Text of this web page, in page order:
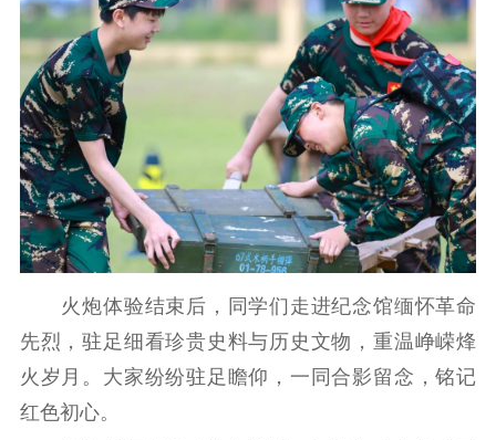
火炮体验结束后，同学们走进纪念馆缅怀革命
先烈，驻足细看珍贵史料与历史文物，重温峥嵘烽
火岁月。大家纷纷驻足瞻仰，一同合影留念，铭记
红色初心。